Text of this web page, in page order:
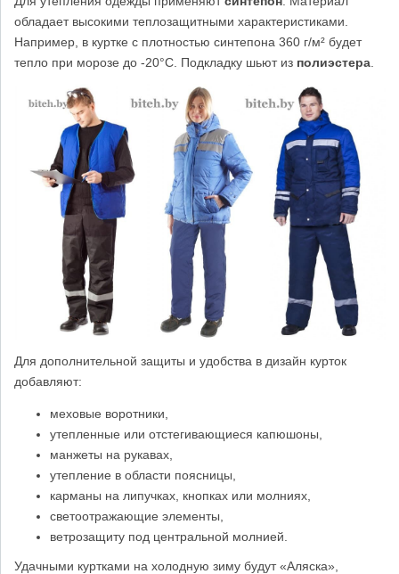
обладает высокими теплозащитными характеристиками.
Например, в куртке с плотностью синтепона 360 г/м² будет
тепло при морозе до -20°C. Подкладку шьют из полиэстера
Для дополнительной защиты и удобства в дизайн курток
добавляют:
меховые воротники,
утепленные или отстегивающиеся капюшоны,
манжеты на рукавах,
утепление в области поясницы,
карманы на липучках, кнопках или молниях,
светоотражающие элементы,
ветрозащиту под центральной молнией.
Удачными куртками на холодную зиму будут «Аляска»,